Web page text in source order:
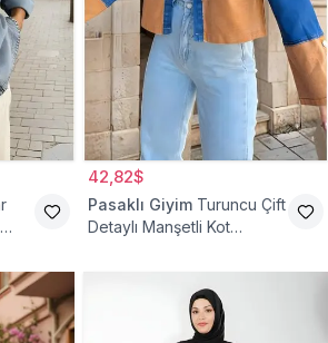
42,82$
Pasaklı Giyim Turuncu Çift
Detaylı Manşetli Kot